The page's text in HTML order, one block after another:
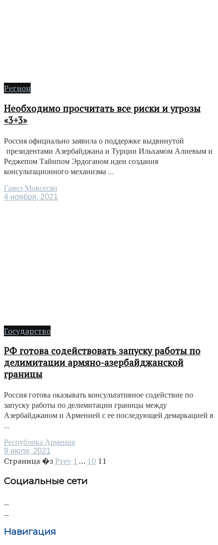
Регион
Необходимо просчитать все риски и угрозы
«3+3»
Россия официально заявила о поддержке выдвинутой
президентами Азербайджана и Турции Ильхамом Алиевым и
Реджепом Тайипом Эрдоганом идеи создания
консультационного механизма ...
Гаянэ Мовсесян
4 ноября, 2021
Государство
РФ готова содействовать запуску работы по
делимитации армяно-азербайджанской
границы
Россия готова оказывать консультативное содействие по
запуску работы по делимитации границы между
Азербайджаном и Арменией с ее последующей демаркацией в
...
Республика Армения
9 июля, 2021
Страница �з Prev 1 … 10 11
Социальные сети
Навигация